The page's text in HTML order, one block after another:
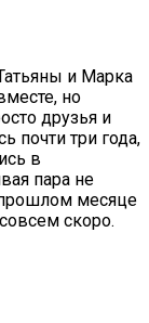
и Марка
но
друзья и
почти три года,
в
пара не
месяце
скоро.